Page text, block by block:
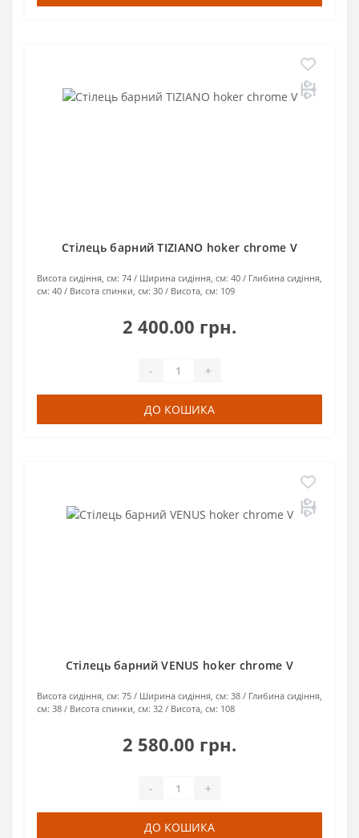
Стілець барний TIZIANO hoker chrome V
Висота сидіння, см: 74 Ширина сидіння, см: 40
Глибина сидіння,
см: 40 Висота спинки, см: 30 Висота, см: 109
2 400.00 грн.
- +
ДО КОШИКА
Стілець барний VENUS hoker chrome V
Висота сидіння, см: 75 Ширина сидіння, см: 38
Глибина сидіння,
см: 38 Висота спинки, см: 32 Висота, см: 108
2 580.00 грн.
- +
ДО КОШИКА